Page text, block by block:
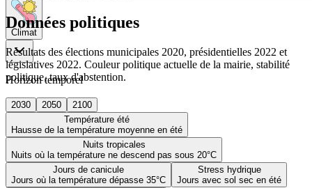
Climat
Horizon temporel
2030 2050
2100
Température été
Hausse de la température moyenne en été
Nuits tropicales
Nuits où la température ne descend pas sous 20°C
Jours de canicule
Jours où la température dépasse 35°C
Stress hydrique
Jours avec sol sec en été
Données politiques
Résultats des élections municipales 2020, présidentielles 2022 et
législatives 2022. Couleur politique actuelle de la mairie, stabilité
politique, taux d'abstention.